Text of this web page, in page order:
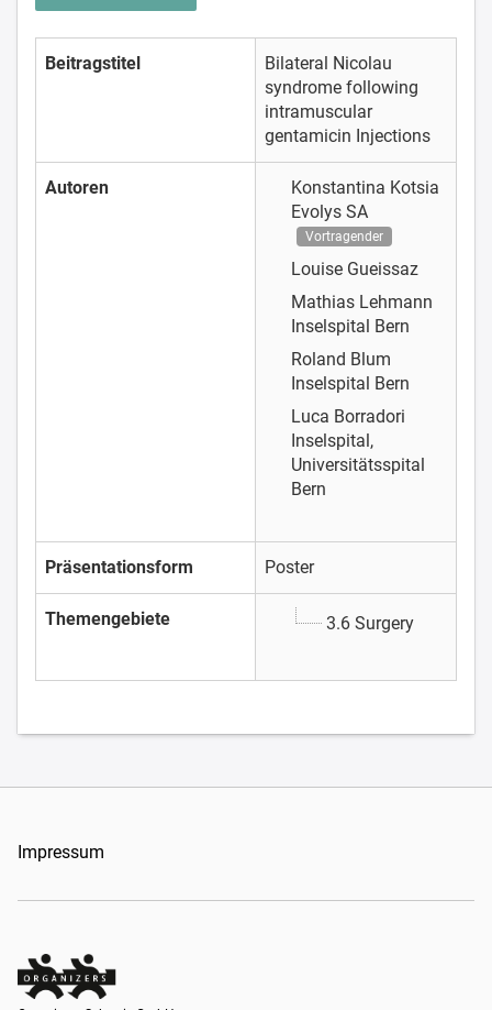
Beitragstitel
Bilateral Nicolau
syndrome following
intramuscular
gentamicin Injections
Autoren
Konstantina Kotsia
Evolys SA
Vortragender
Louise Gueissaz
Mathias Lehmann
Inselspital Bern
Roland Blum
Inselspital Bern
Luca Borradori
Inselspital,
Universitätsspital
Bern
Präsentationsform Poster
Themengebiete 3.6 Surgery
Impressum
Organizers Schweiz GmbH